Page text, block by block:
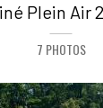
Plein Air
7 PHOTOS